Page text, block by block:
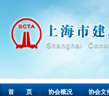
首 页 协会概况 协会文